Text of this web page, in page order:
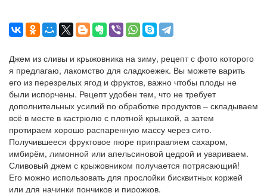
Джем из сливы и крыжовника на зиму, рецепт с фото которого
я предлагаю, лакомство для сладкоежек. Вы можете варить
его из перезрелых ягод и фруктов, важно чтобы плоды не
были испорчены. Рецепт удобен тем, что не требует
дополнительных усилий по обработке продуктов – складываем
всё в месте в кастрюлю с плотной крышкой, а затем
протираем хорошо распаренную массу через сито.
Получившееся фруктовое пюре приправляем сахаром,
имбирём, лимонной или апельсиновой цедрой и увариваем.
Сливовый джем с крыжовником получается потрясающий!
Его можно использовать для прослойки бисквитных коржей
или для начинки пончиков и пирожков.